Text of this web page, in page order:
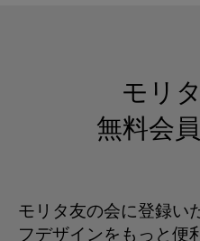
モリ
無料会
モリタ友の会に登録い
フデザインをもっと便